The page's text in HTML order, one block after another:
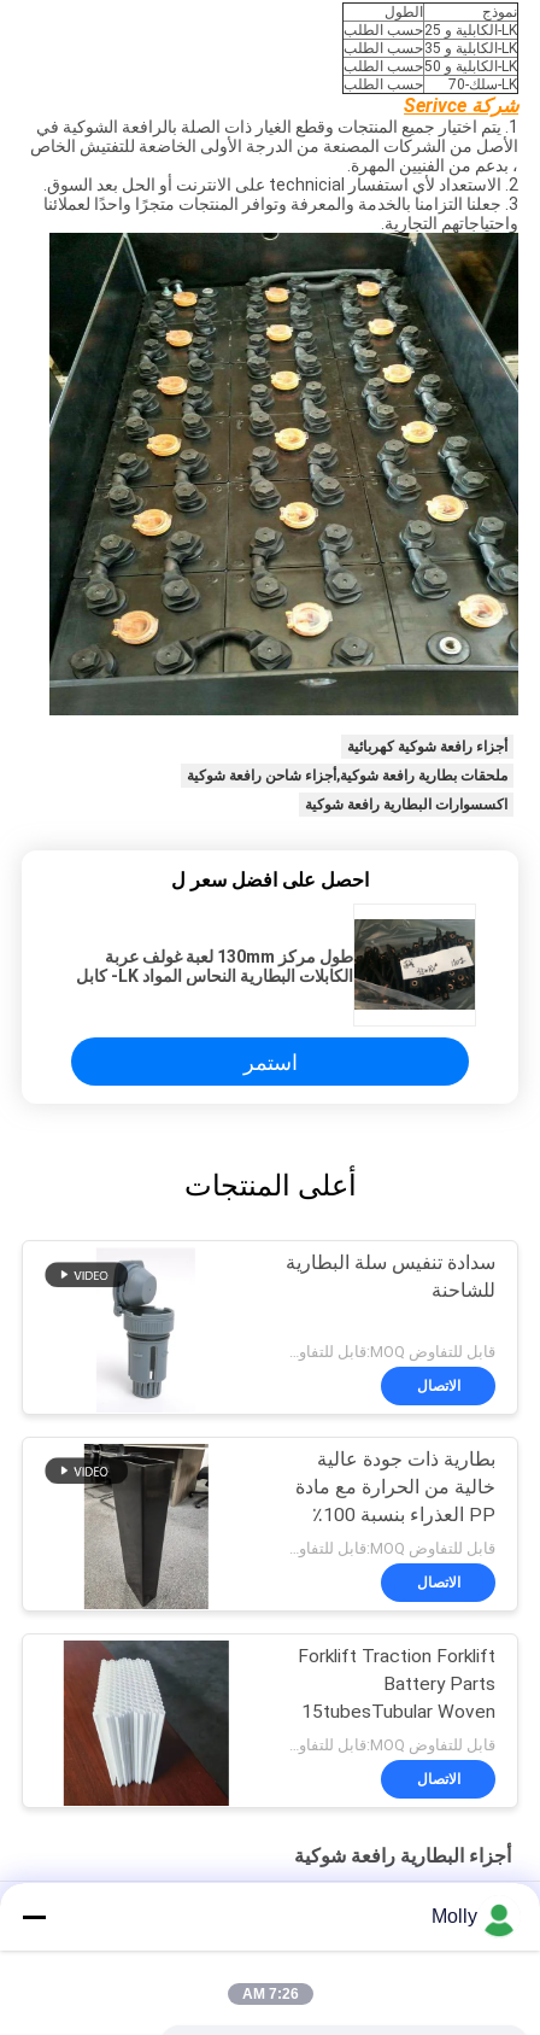
نموذج
الطول
LK-الكابلية و 25
حسب الطلب
LK-الكابلية و 35
حسب الطلب
LK-الكابلية و 50
حسب الطلب
LK-سلك-70
حسب الطلب
شركة Serivce
1. يتم اختيار جميع المنتجات وقطع الغيار ذات الصلة بالرافعة الشوكية في
الأصل من الشركات المصنعة من الدرجة الأولى الخاضعة للتفتيش الخاص
، بدعم من الفنيين المهرة.
2. الاستعداد لأي استفسار technicial على الانترنت أو الحل بعد السوق.
3. جعلنا التزامنا بالخدمة والمعرفة وتوافر المنتجات متجرًا واحدًا لعملائنا
واحتياجاتهم التجارية.
أجزاء رافعة شوكية كهربائية
ملحقات بطارية رافعة شوكية,أجزاء شاحن رافعة شوكية
اكسسوارات البطارية رافعة شوكية
احصل على افضل سعر ل
طول مركز 130mm لعبة غولف عربة
الكابلات البطارية النحاس المواد LK- كابل
استمر
أعلى المنتجات
سدادة تنفيس سلة البطارية
للشاحنة
قابل للتفاوض MOQ:قابل للتفاوض
الاتصال
بطارية ذات جودة عالية
خالية من الحرارة مع مادة
PP العذراء بنسبة 100٪
وحجم قابل للتخصيص -
صندوق BCI
الاتصال
Forklift Traction Forklift
Battery Parts
15tubesTubular Woven
Battery Gauntlet
الاتصال
أجزاء البطارية رافعة شوكية
حصص بطارية الكهرباء الكهربائية الكهربائية
M10 المهنية الجر بطارية بولت برغي اللون الأسود مع رئيس البلاستيك
الحجم M أجزاء البطارية رافعة شوكية ، البطارية تنفيس التوصيل تعويم
Molly
7:26 AM